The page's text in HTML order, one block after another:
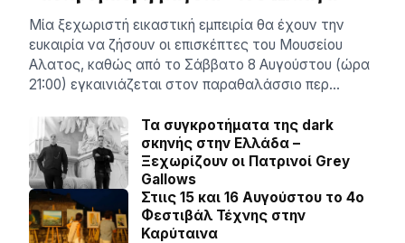
Μία ξεχωριστή εικαστική εμπειρία θα έχουν την
ευκαιρία να ζήσουν οι επισκέπτες του Μουσείου
Αλατος, καθώς από το Σάββατο 8 Αυγούστου (ώρα
21:00) εγκαινιάζεται στον παραθαλάσσιο περ…
Τα συγκροτήματα της dark
σκηνής στην Ελλάδα –
Ξεχωρίζουν οι Πατρινοί Grey
Gallows
Στιις 15 και 16 Αυγούστου το 4ο
Φεστιβάλ Τέχνης στην
Καρύταινα